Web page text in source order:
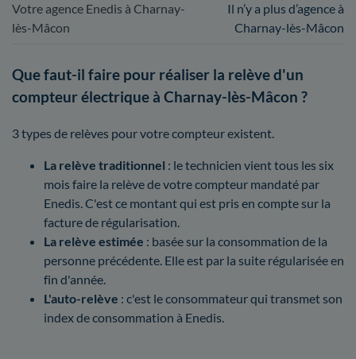
Votre agence Enedis à Charnay-
lès-Mâcon
Il n’y a plus d’agence à
Charnay-lès-Mâcon
Que faut-il faire pour réaliser la relève d'un
compteur électrique à Charnay-lès-Mâcon ?
3 types de relèves pour votre compteur existent.
La relève traditionnel : le technicien vient tous les six
mois faire la relève de votre compteur mandaté par
Enedis. C'est ce montant qui est pris en compte sur la
facture de régularisation.
La relève estimée : basée sur la consommation de la
personne précédente. Elle est par la suite régularisée en
fin d'année.
L'auto-relève : c'est le consommateur qui transmet son
index de consommation à Enedis.